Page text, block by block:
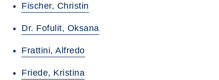
Fischer, Christin
Dr. Fofulit, Oksana
Frattini, Alfredo
Friede, Kristina